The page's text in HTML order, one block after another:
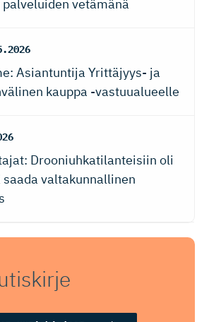
vetämänä
Asiantuntija Yrittäjyys- ja
kauppa -vastuualueelle
Drooniuhkatilanteisiin oli
valtakunnallinen